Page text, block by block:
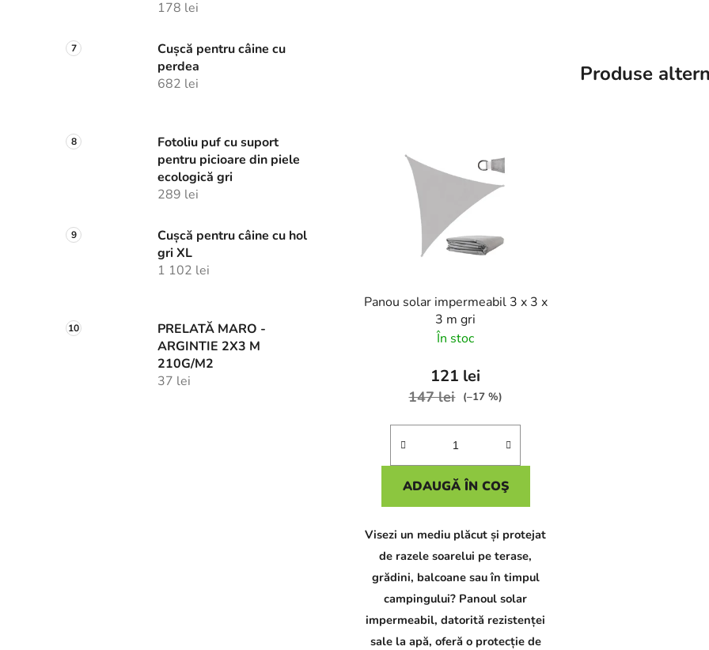
178 lei
Cușcă pentru câine cu
perdea
682 lei
Fotoliu puf cu suport
pentru picioare din piele
ecologică gri
289 lei
Cușcă pentru câine cu hol
gri XL
1 102 lei
PRELATĂ MARO -
ARGINTIE 2X3 M
210G/M2
37 lei
Produse
Panou solar impermeabil 3 x 3 x
3 m gri
În stoc
121 lei
147 lei (–17 %)
ADAUGĂ ÎN COŞ
Visezi un mediu plăcut și protejat
de razele soarelui pe terase,
grădini, balcoane sau în timpul
campingului? Panoul solar
impermeabil, datorită rezistenței
sale la apă, oferă o protecție de